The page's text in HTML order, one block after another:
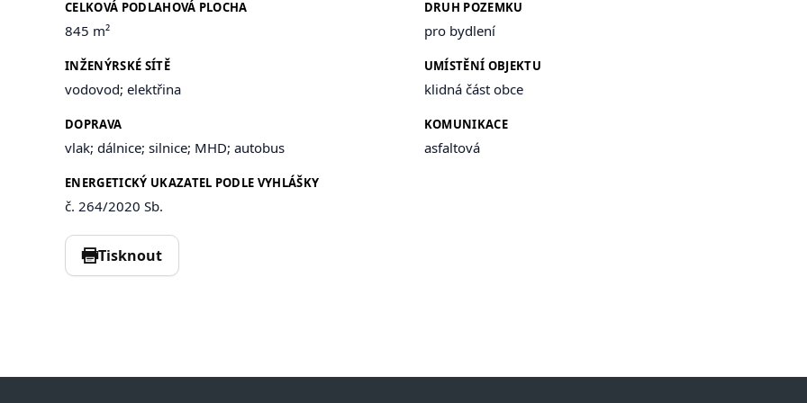
CELKOVÁ PODLAHOVÁ PLOCHA
845 m²
DRUH POZEMKU
pro bydlení
INŽENÝRSKÉ SÍTĚ
vodovod; elektřina
UMÍSTĚNÍ OBJEKTU
klidná část obce
DOPRAVA
vlak; dálnice; silnice; MHD; autobus
KOMUNIKACE
asfaltová
ENERGETICKÝ UKAZATEL PODLE VYHLÁŠKY
č. 264/2020 Sb.
Tisknout